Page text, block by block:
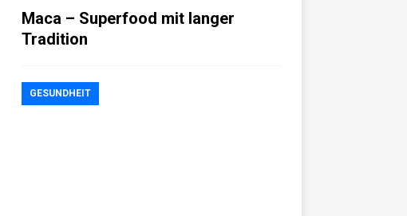
Maca – Superfood mit langer
Tradition
GESUNDHEIT